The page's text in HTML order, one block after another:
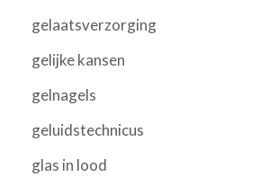
gelaatsverzorging
gelijke kansen
gelnagels
geluidstechnicus
glas in lood